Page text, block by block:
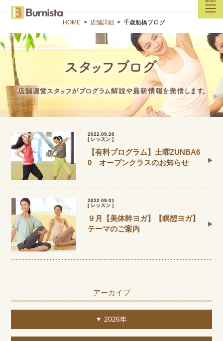
HOME > 店舗詳細 > 千歳船橋ブログ
2022.09.20
[ レッスン ]
【有料プログラム】土曜ZUNBA6
0 オープンクラスのお知らせ
2022.09.01
[ レッスン ]
９月【美体幹ヨガ】【瞑想ヨガ】
テーマのご案内
アーカイブ
2026年